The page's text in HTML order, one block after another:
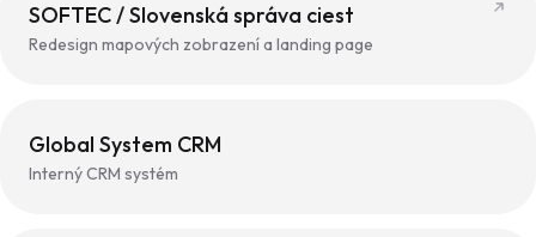
SOFTEC / Slovenská správa ciest
Redesign mapových zobrazení a landing page
Global System CRM
Interný CRM systém